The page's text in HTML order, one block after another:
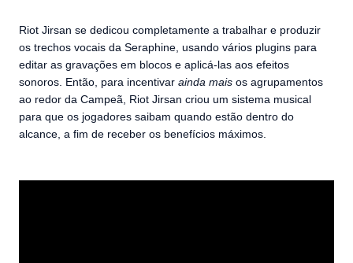
Riot Jirsan se dedicou completamente a trabalhar e produzir
os trechos vocais da Seraphine, usando vários plugins para
editar as gravações em blocos e aplicá-las aos efeitos
sonoros. Então, para incentivar ainda mais os agrupamentos
ao redor da Campeã, Riot Jirsan criou um sistema musical
para que os jogadores saibam quando estão dentro do
alcance, a fim de receber os benefícios máximos.